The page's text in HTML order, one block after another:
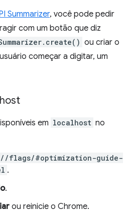
Summarizer, você pode pedir
com um botão que diz
ou criar o
começar a digitar, um
em localhost no
flags/#optimization-guide-
.
.
ou reinicie o Chrome.